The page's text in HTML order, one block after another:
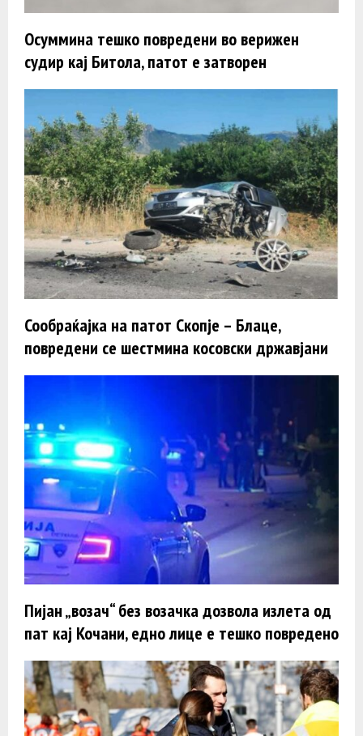
Осуммина тешко повредени во верижен
судир кај Битола, патот е затворен
Сообраќајка на патот Скопје – Блаце,
повредени се шестмина косовски државјани
Пијан „возач“ без возачка дозвола излета од
пат кај Кочани, едно лице е тешко повредено